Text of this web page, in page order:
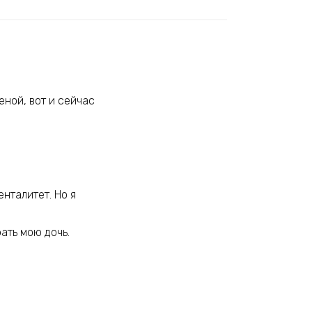
вот и сейчас
Но я
мою дочь.